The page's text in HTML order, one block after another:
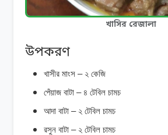
খাসির রেজালা
উপকরণ
খাসীর মাংস – ২ কেজি
পেঁয়াজ বাটা – ৪ টেবিল চামচ
আদা বাটা – ২ টেবিল চামচ
রসুন বাটা – ২ টেবিল চামচ